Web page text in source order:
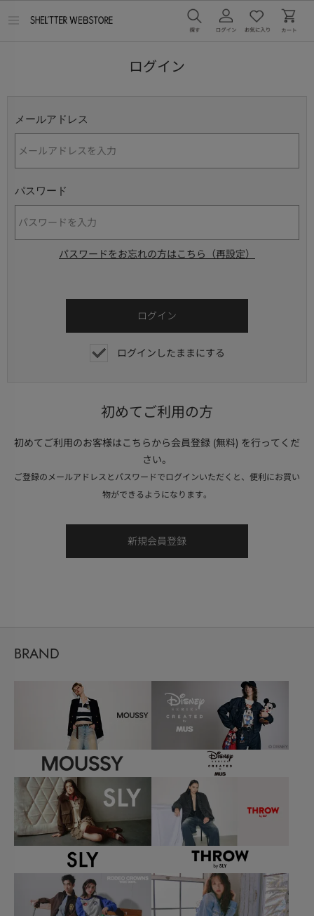
ログイン
メールアドレス
パスワード
パスワードをお忘れの方はこちら（再設定）
ログインしたままにする
初めてご利用の方
初めてご利用のお客様はこちらから会員登録 (無料) を行ってくだ
さい。
ご登録のメールアドレスとパスワードでログインいただくと、便利にお買い
物ができるようになります。
BRAND